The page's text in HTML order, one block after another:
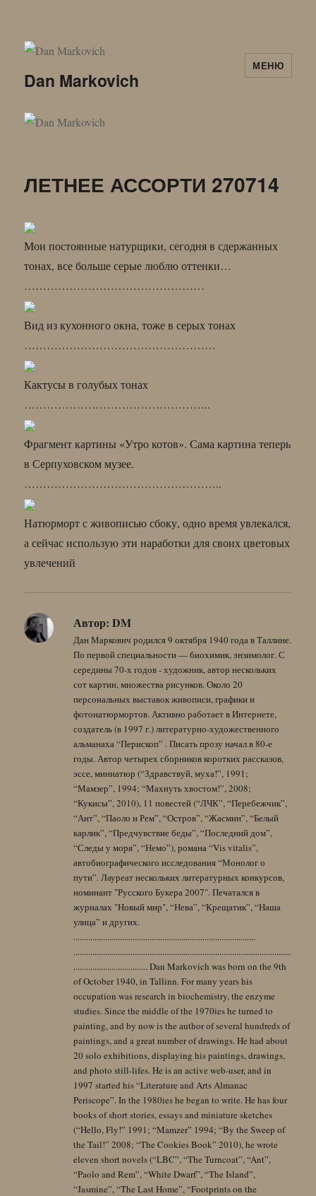
Dan Markovich
МЕНЮ
ЛЕТНЕЕ АССОРТИ 270714
Мои постоянные натурщики, сегодня в сдержанных
тонах, все больше серые люблю оттенки…
…………………………………………
Вид из кухонного окна, тоже в серых тонах
……………………………………………
Кактусы в голубых тонах
…………………………………………..
Фрагмент картины «Утро котов». Сама картина теперь
в Серпуховском музее.
……………………………………………..
Натюрморт с живописью сбоку, одно время увлекался,
а сейчас использую эти наработки для своих цветовых
увлечений
Автор: DM
Дан Маркович родился 9 октября 1940 года в Таллине.
По первой специальности — биохимик, энзимолог. С
середины 70-х годов - художник, автор нескольких
сот картин, множества рисунков. Около 20
персональных выставок живописи, графики и
фотонатюрмортов. Активно работает в Интернете,
создатель (в 1997 г.) литературно-художественного
альманаха “Перископ” . Писать прозу начал в 80-е
годы. Автор четырех сборников коротких рассказов,
эссе, миниатюр (“Здравствуй, муха!”, 1991;
“Мамзер”, 1994; “Махнуть хвостом!”, 2008;
“Кукисы”, 2010), 11 повестей (“ЛЧК”, “Перебежчик”,
“Ант”, “Паоло и Рем”, “Остров”, “Жасмин”, “Белый
карлик”, “Предчувствие беды”, “Последний дом”,
“Следы у моря”, “Немо”), романа “Vis vitalis”,
автобиографического исследования “Монолог о
пути”. Лауреат нескольких литературных конкурсов,
номинант "Русского Букера 2007". Печатался в
журналах "Новый мир", “Нева”, “Крещатик”, “Наша
улица” и других.
......................................................................................
.......................................................................................................
................................... Dan Markovich was born on the 9th
of October 1940, in Tallinn. For many years his
occupation was research in biochemistry, the enzyme
studies. Since the middle of the 1970ies he turned to
painting, and by now is the author of several hundreds of
paintings, and a great number of drawings. He had about
20 solo exhibitions, displaying his paintings, drawings,
and photo still-lifes. He is an active web-user, and in
1997 started his “Literature and Arts Almanac
Periscope”. In the 1980ies he began to write. He has four
books of short stories, essays and miniature sketches
(“Hello, Fly!” 1991; “Mamzer” 1994; “By the Sweep of
the Tail!” 2008; “The Cookies Book” 2010), he wrote
eleven short novels (“LBC”, “The Turncoat”, “Ant”,
“Paolo and Rem”, “White Dwarf”, “The Island”,
“Jasmine”, “The Last Home”, “Footprints on the